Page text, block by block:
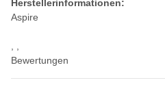
Herstellerinformationen:
Aspire
Bewertungen